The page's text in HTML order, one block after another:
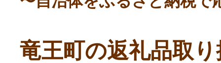
竜王町の返礼品取